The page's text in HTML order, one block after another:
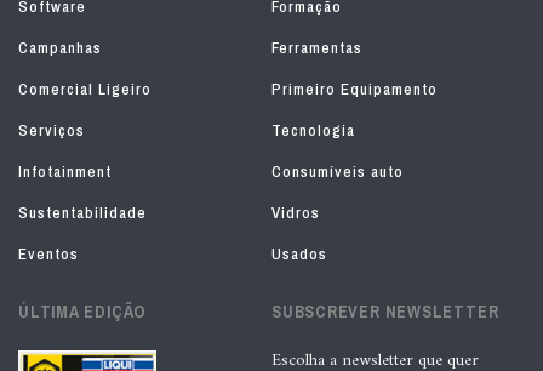
Software
Formação
Campanhas
Ferramentas
Comercial Ligeiro
Primeiro Equipamento
Serviços
Tecnologia
Infotainment
Consumíveis auto
Sustentabilidade
Vidros
Eventos
Usados
ÚLTIMA EDIÇÃO SUBSCREVER NEWSLETTER
Escolha a newsletter que quer